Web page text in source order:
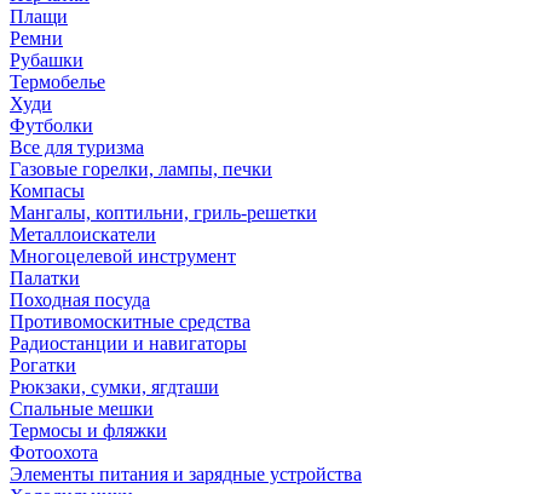
Плащи
Ремни
Рубашки
Термобелье
Худи
Футболки
Все для туризма
Газовые горелки, лампы, печки
Компасы
Мангалы, коптильни, гриль-решетки
Металлоискатели
Многоцелевой инструмент
Палатки
Походная посуда
Противомоскитные средства
Радиостанции и навигаторы
Рогатки
Рюкзаки, сумки, ягдташи
Спальные мешки
Термосы и фляжки
Фотоохота
Элементы питания и зарядные устройства